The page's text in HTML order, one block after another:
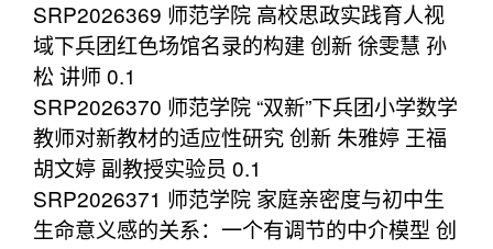
SRP2026369 师范学院 高校思政实践育人视
域下兵团红色场馆名录的构建 创新 徐雯慧 孙
松 讲师 0.1
SRP2026370 师范学院 “双新”下兵团小学数学
教师对新教材的适应性研究 创新 朱雅婷 王福
胡文婷 副教授实验员 0.1
SRP2026371 师范学院 家庭亲密度与初中生
生命意义感的关系：一个有调节的中介模型 创